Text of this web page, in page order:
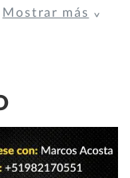
Mostrar más